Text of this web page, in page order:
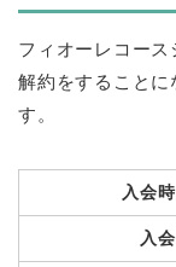
フィオーレコー
解約をすることに
す。
入会
入